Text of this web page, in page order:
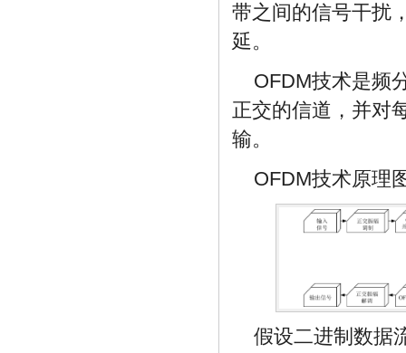
带之间的信号干扰
延。
OFDM技术是频
正交的信道，并对
输。
OFDM技术原理
假设二进制数据